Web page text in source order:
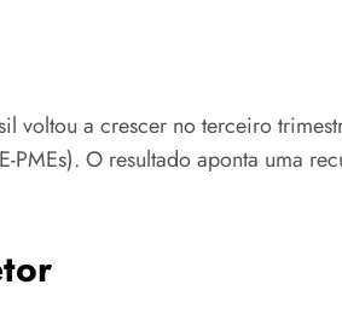
voltou a crescer no terceiro
O resultado aponta uma